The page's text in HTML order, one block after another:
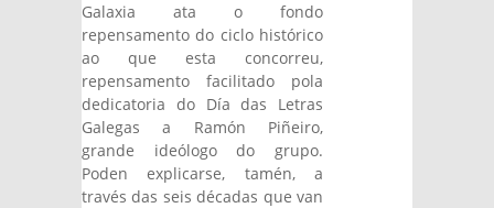
Galaxia ata o fondo
repensamento do ciclo histórico
ao que esta concorreu,
repensamento facilitado pola
dedicatoria do Día das Letras
Galegas a Ramón Piñeiro,
grande ideólogo do grupo.
Poden explicarse, tamén, a
través das seis décadas que van